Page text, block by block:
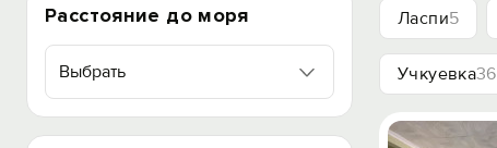
Расстояние до моря
Выбрать
Ласпи5
Учкуевка36